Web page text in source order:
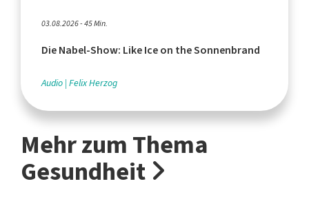
03.08.2026 - 45 Min.
Die Nabel-Show: Like Ice on the Sonnenbrand
Audio Felix Herzog
Mehr zum Thema
Gesundheit